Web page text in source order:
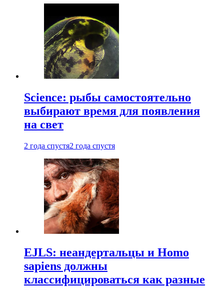
Science: рыбы самостоятельно
выбирают время для появления
на свет
2 года спустя2 года спустя
EJLS: неандертальцы и Homo
sapiens должны
классифицироваться как разные